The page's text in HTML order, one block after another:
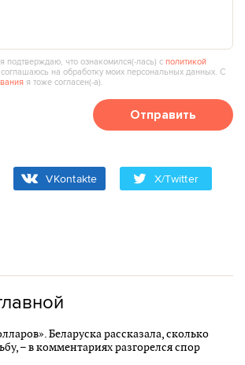
подтверждаю, что ознакомился(‑лась) сполитикой
на обработку моих персональных данных. С
я тоже согласен(‑а).
Отправить
VKontakte X/Twitter